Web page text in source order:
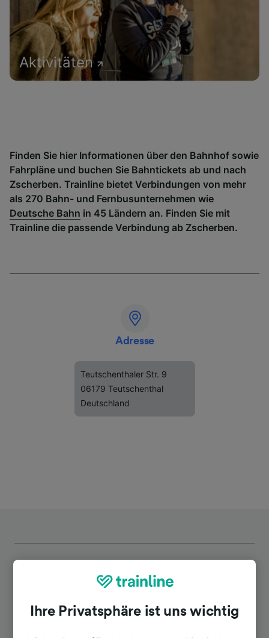
Aktivitäten
Finden Sie hier Informationen über den Bahnhof sowie
Fahrpläne und buchen Sie Bahntickets ab und nach
Zscherben. Trainline bietet Verbindungen von mehr
als 270 Bahn- und Fernbusunternehmen wie
Deutsche Bahn in 45 Ländern an. Finden Sie mit
Trainline die passende Verbindung ab Zscherben.
Adresse
Teutschenthaler Str. 9
06179 Teutschenthal
Deutschland
Ihre Privatsphäre ist uns wichtig